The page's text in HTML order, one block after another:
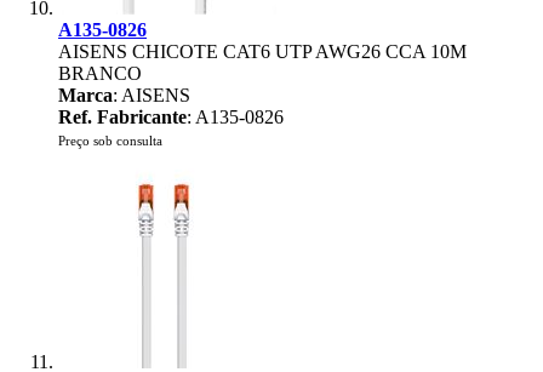
A135-0826
AISENS CHICOTE CAT6 UTP AWG26 CCA 10M
BRANCO
Marca: AISENS
Ref. Fabricante: A135-0826
Preço sob consulta